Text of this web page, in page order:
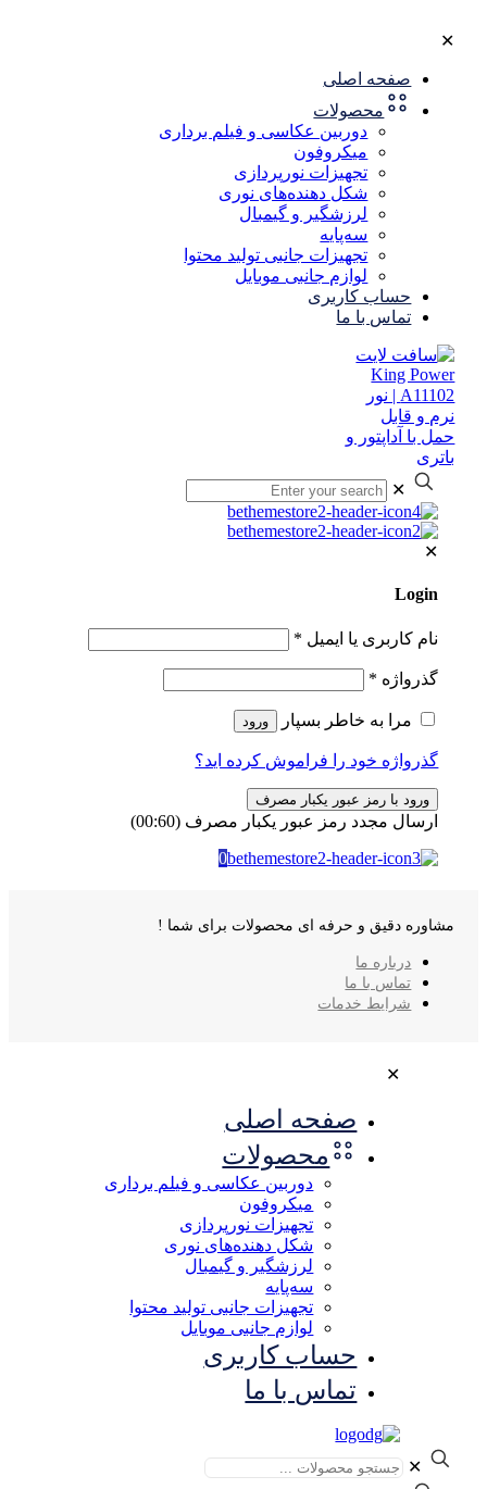
✕
صفحه اصلی
محصولات
دوربین عکاسی و فیلم برداری
میکروفون
تجهیزات نورپردازی
شکل‌ دهنده‌های نوری
لرزشگیر و گیمبال
سه‌پایه
تجهیزات جانبی تولید محتوا
لوازم جانبی موبایل
حساب کاربری
تماس با ما
✕
✕
Login
نام کاربری یا ایمیل *
گذرواژه *
مرا به خاطر بسپار ورود
گذرواژه خود را فراموش کرده اید؟
ورود با رمز عبور یکبار مصرف
ارسال مجدد رمز عبور یکبار مصرف (00:
60
)
0
مشاوره دقیق و حرفه ای محصولات برای شما !
درباره ما
تماس با ما
شرایط خدمات
✕
صفحه اصلی
محصولات
دوربین عکاسی و فیلم برداری
میکروفون
تجهیزات نورپردازی
شکل‌ دهنده‌های نوری
لرزشگیر و گیمبال
سه‌پایه
تجهیزات جانبی تولید محتوا
لوازم جانبی موبایل
حساب کاربری
تماس با ما
✕